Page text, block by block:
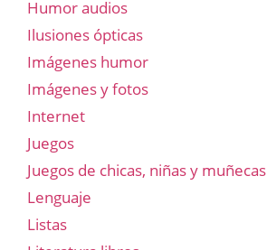
Humor audios
Ilusiones ópticas
Imágenes humor
Imágenes y fotos
Internet
Juegos
Juegos de chicas, niñas y muñecas
Lenguaje
Listas